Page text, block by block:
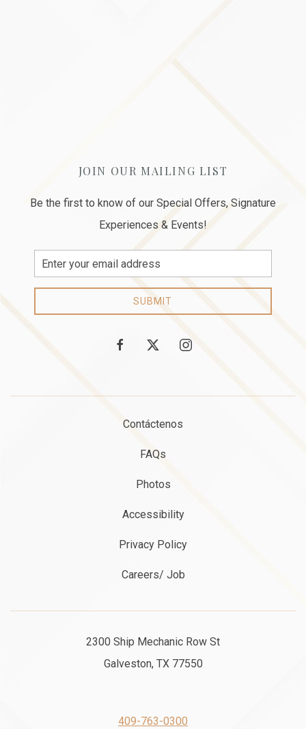
JOIN OUR MAILING LIST
Be the first to know of our Special Offers, Signature
Experiences & Events!
Email
Address
SUBMIT
facebooktwitter instagram
Contáctenos
FAQs
Photos
Accessibility
Privacy Policy
Careers/ Job
2300 Ship Mechanic Row St
Galveston, TX 77550
409-763-0300